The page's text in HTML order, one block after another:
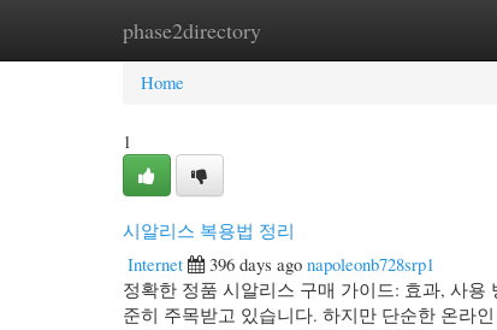
phase2directory
Home New Site Listings
Home
1
시알리스 복용법 정리
Internet
396 days ago napoleonb728srp1
정확한 정품 시알리스 구매 가이드: 효과, 사
준히 주목받고 있습니다. 하지만 단순한 온라